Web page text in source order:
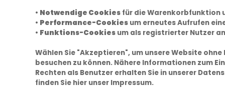
• Notwendige Cookies für die Warenkorbfunktion
• Performance-Cookies um erneutes Aufrufen
• Funktions-Cookies um als registrierter Nutzer
Wählen Sie "Akzeptieren", um unsere Website
besuchen zu können. Nähere Informationen zum
Rechten als Benutzer erhalten Sie in unserer
finden Sie hier unser Impressum.